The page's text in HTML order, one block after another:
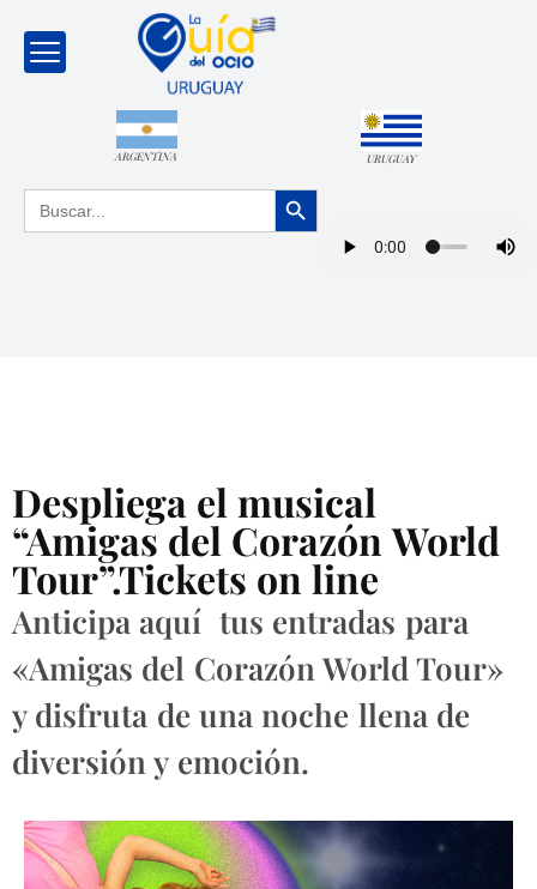
ARGENTINA URUGUAY
Buscar: Botón de búsqueda
Despliega el musical
“Amigas del Corazón World
Tour”.Tickets on line
Anticipa aquí tus entradas para
«Amigas del Corazón World Tour»
y disfruta de una noche llena de
diversión y emoción.